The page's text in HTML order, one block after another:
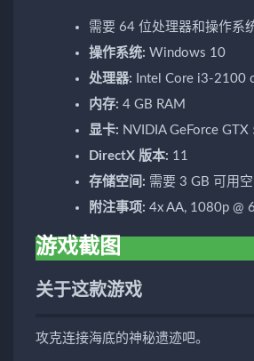
需要 64 位处理器和操作系
操作系统: Windows 10
处理器: Intel Core i3-2100
内存: 4 GB RAM
显卡: NVIDIA GeForce
DirectX 版本: 11
存储空间: 需要 3 GB 可用空
附注事项: 4x AA, 1080p @
游戏截图
关于这款游戏
攻克连接海底的神秘遗迹吧。